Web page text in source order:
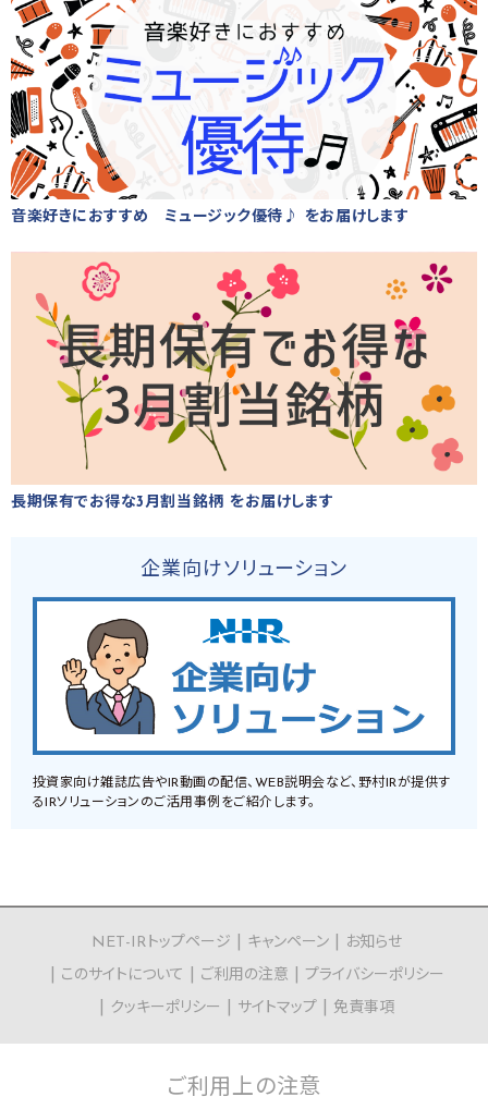
音楽好きにおすすめ ミュージック優待♪ をお届けします
長期保有でお得な3月割当銘柄 をお届けします
企業向けソリューション
投資家向け雑誌広告やIR動画の配信、WEB説明会など、野村IRが提供す
るIRソリューションのご活用事例をご紹介します。
NET-IRトップページ キャンペーン
お知らせ
このサイトについて
ご利用の注意
プライバシーポリシー
クッキーポリシー
サイトマップ 免責事項
ご利用上の注意